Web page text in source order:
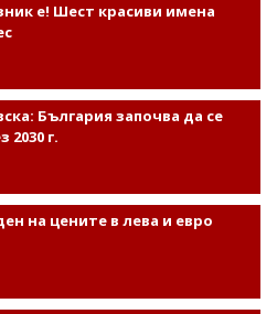
е! Шест красиви имена
България започва да се
2030 г.
на цените в лева и евро